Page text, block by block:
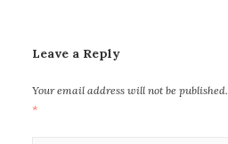
Leave a Reply
Your email address will not be published.
*